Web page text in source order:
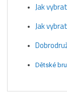
Jak
Jak
Dětské